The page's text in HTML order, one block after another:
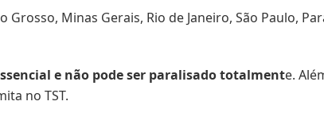
Minas Gerais, Rio de Janeiro, São Paulo,
e não pode ser paralisado totalmente.
no TST.